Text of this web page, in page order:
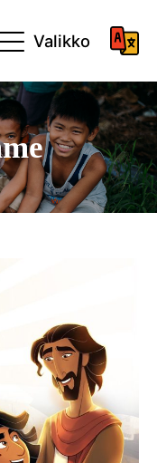
Valikko